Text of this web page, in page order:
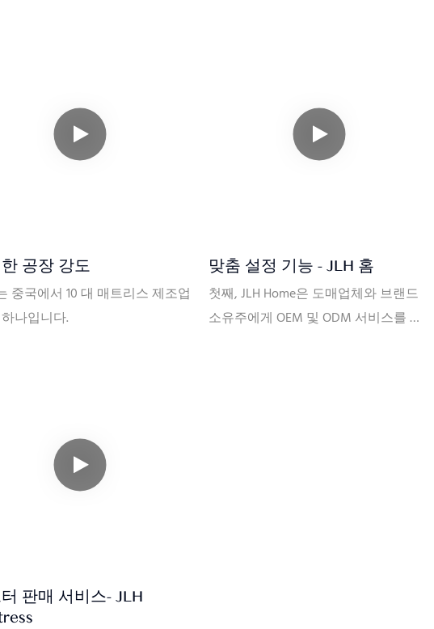
공장 강도
중국에서 10 대 매트리스 제조업
나입니다.
맞춤 설정 기능 - JLH 홈
첫째, JLH Home은 도매업체와 브랜드
소유주에게 OEM 및 ODM 서비스를 전
판매 서비스- JLH